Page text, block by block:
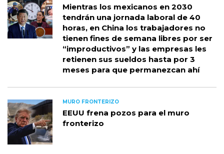
Mientras los mexicanos en 2030
tendrán una jornada laboral de 40
horas, en China los trabajadores no
tienen fines de semana libres por ser
“improductivos” y las empresas les
retienen sus sueldos hasta por 3
meses para que permanezcan ahí
MURO FRONTERIZO
EEUU frena pozos para el muro
fronterizo